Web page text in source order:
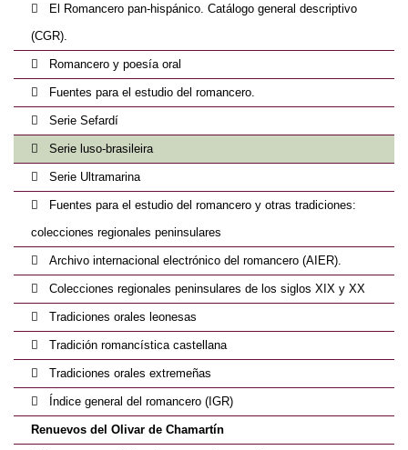
El Romancero pan-hispánico. Catálogo general descriptivo
(CGR).
Romancero y poesía oral
Fuentes para el estudio del romancero.
Serie Sefardí
Serie luso-brasileira
Serie Ultramarina
Fuentes para el estudio del romancero y otras tradiciones:
colecciones regionales peninsulares
Archivo internacional electrónico del romancero (AIER).
Colecciones regionales peninsulares de los siglos XIX y XX
Tradiciones orales leonesas
Tradición romancística castellana
Tradiciones orales extremeñas
Índice general del romancero (IGR)
Renuevos del Olivar de Chamartín